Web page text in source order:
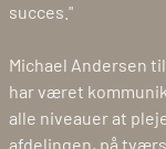
succes."
Michael Andersen
har været
alle niveauer at
afdelingen, på